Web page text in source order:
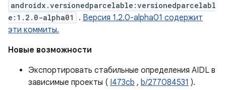
androidx.versionedparcelable:versionedparcelabl
e:1.2.0-alpha01
. Версия 1.2.0-alpha01 содержит
эти коммиты.
Новые возможности
Экспортировать стабильные определения AIDL в
зависимые проекты ( I473cb , b/277084531 ).